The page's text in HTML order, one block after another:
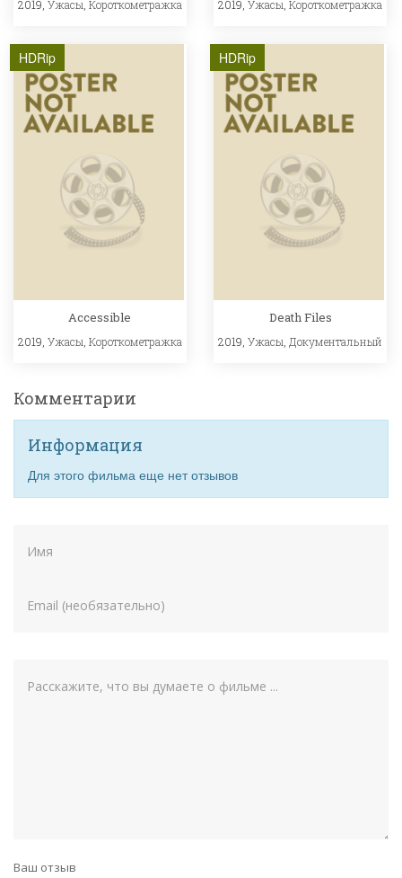
2019, Ужасы Короткометражка 2019,Ужасы ,Короткометражка
HDRip
Accessible
2019, Ужасы Короткометражка
HDRip
Death Files
2019,Ужасы Документальный
Комментарии
Информация
Для этого фильма еще нет отзывов
Ваш отзыв